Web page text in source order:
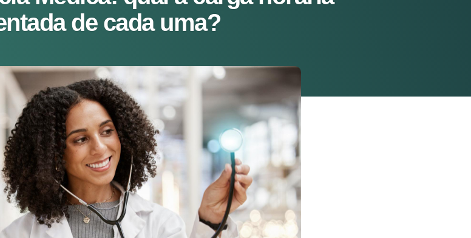
de cada uma?